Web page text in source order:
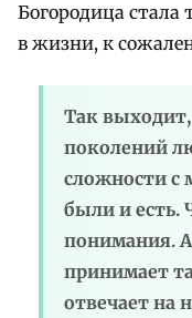
Богородица
в жизни, к
Так
поколений
сложности с
были и есть.
понимания.
принимает
отвечает на